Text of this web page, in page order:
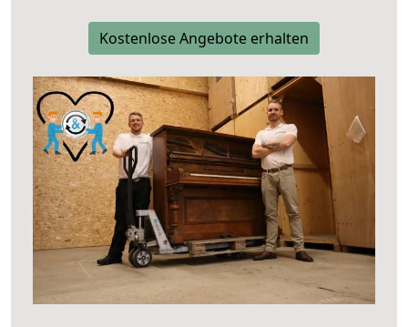
Kostenlose Angebote erhalten